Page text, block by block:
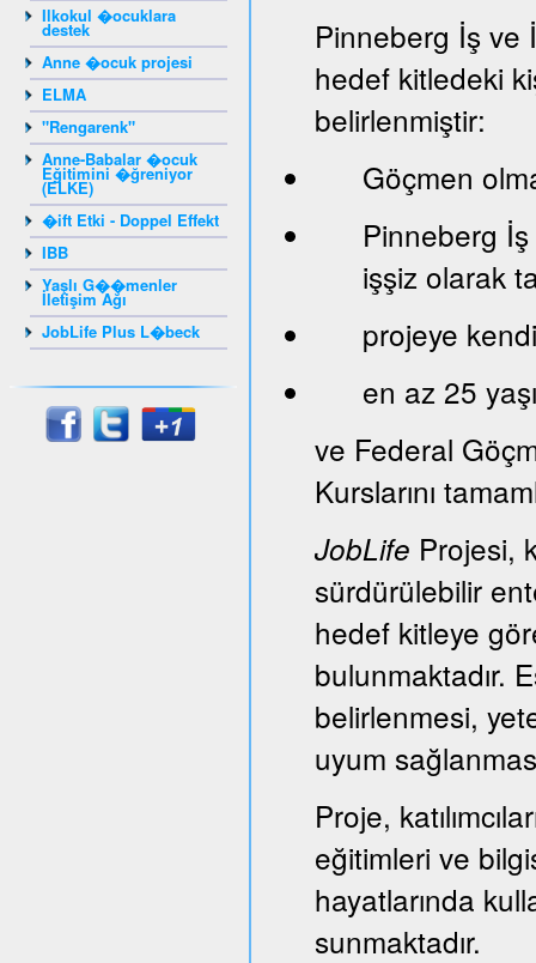
Ilkokul �ocuklara
destek
Anne �ocuk projesi
ELMA
"Rengarenk"
Anne-Babalar �ocuk
Eğitimini �ğreniyor
(ELKE)
�ift Etki - Doppel Effekt
IBB
Yaşlı G��menler
İletişim Ağı
JobLife Plus L�beck
Pinneberg İş ve
hedef kitledeki
belirlenmiştir:
Göçmen
Pinneberg
işşiz olarak
projeye
en az 25
ve Federal
Kurslarını
JobLife Projesi,
sürdürülebilir
hedef kitleye
bulunmaktadır.
belirlenmesi,
uyum
Proje,
eğitimleri ve
hayatlarında
sunmaktadır.